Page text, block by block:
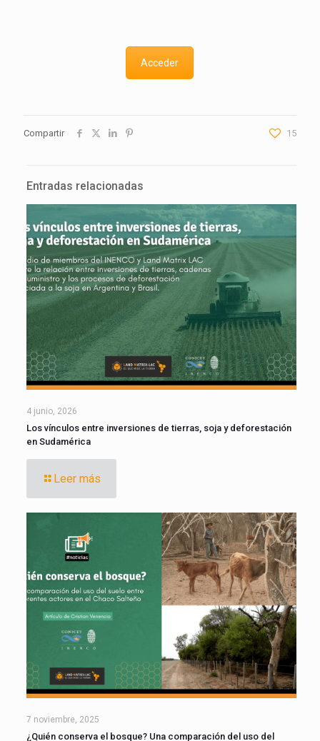
Acceder
Compartir 15
Entradas relacionadas
4 junio, 2026
Los vínculos entre inversiones de tierras, soja y deforestación
en Sudamérica
Leer más
7 noviembre, 2025
¿Quién conserva el bosque? Una comparación del uso del